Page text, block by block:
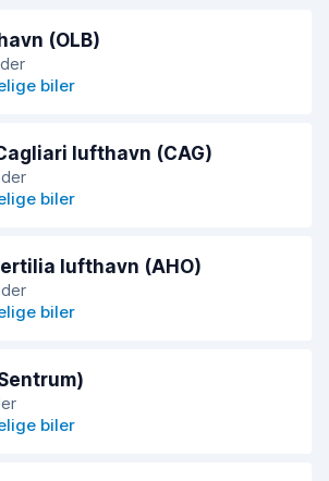
(OLB)
biler
lufthavn (CAG)
biler
lufthavn (AHO)
biler
biler